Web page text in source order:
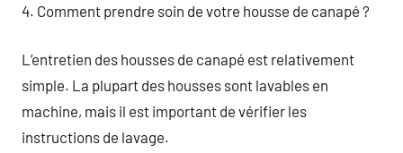
4. Comment prendre soin de votre housse de canapé ?
L’entretien des housses de canapé est relativement
simple. La plupart des housses sont lavables en
machine, mais il est important de vérifier les
instructions de lavage.